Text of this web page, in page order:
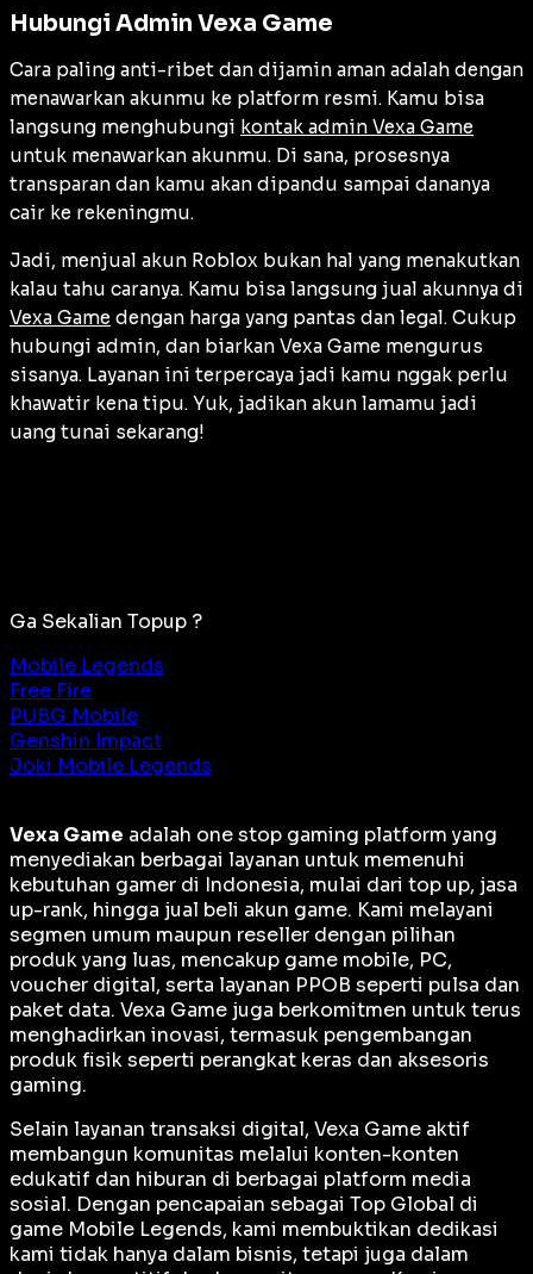
Hubungi Admin Vexa Game
Cara paling anti-ribet dan dijamin aman adalah dengan
menawarkan akunmu ke platform resmi. Kamu bisa
langsung menghubungi kontak admin Vexa Game
untuk menawarkan akunmu. Di sana, prosesnya
transparan dan kamu akan dipandu sampai dananya
cair ke rekeningmu.
Jadi, menjual akun Roblox bukan hal yang menakutkan
kalau tahu caranya. Kamu bisa langsung jual akunnya di
Vexa Game dengan harga yang pantas dan legal. Cukup
hubungi admin, dan biarkan Vexa Game mengurus
sisanya. Layanan ini terpercaya jadi kamu nggak perlu
khawatir kena tipu. Yuk, jadikan akun lamamu jadi
uang tunai sekarang!
Ga Sekalian Topup ?
Mobile Legends
Free Fire
PUBG Mobile
Genshin Impact
Joki Mobile Legends
Vexa Game adalah one stop gaming platform yang
menyediakan berbagai layanan untuk memenuhi
kebutuhan gamer di Indonesia, mulai dari top up, jasa
up-rank, hingga jual beli akun game. Kami melayani
segmen umum maupun reseller dengan pilihan
produk yang luas, mencakup game mobile, PC,
voucher digital, serta layanan PPOB seperti pulsa dan
paket data. Vexa Game juga berkomitmen untuk terus
menghadirkan inovasi, termasuk pengembangan
produk fisik seperti perangkat keras dan aksesoris
gaming.
Selain layanan transaksi digital, Vexa Game aktif
membangun komunitas melalui konten-konten
edukatif dan hiburan di berbagai platform media
sosial. Dengan pencapaian sebagai Top Global di
game Mobile Legends, kami membuktikan dedikasi
kami tidak hanya dalam bisnis, tetapi juga dalam